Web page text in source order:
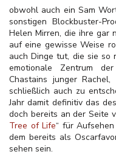
obwohl auch ein Sam
sonstigen Blockbuster-
Helen Mirren, die ihre gar
auf eine gewisse Weise
auch Dinge tut, die sie so
emotionale Zentrum
Chastains junger
schließlich auch zu
Jahr damit definitiv das
doch bereits an der Seite
Tree of Life“ für
dem bereits als
sehen sein.